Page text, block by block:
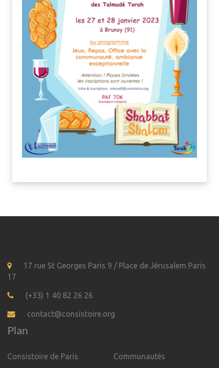
17 rue St Georges Paris 9 / Place de Jérusalem Paris
17
(+33) 1 40 82 26 26
contact@consistoire.org
Plan
Consistoire de Paris Communautés